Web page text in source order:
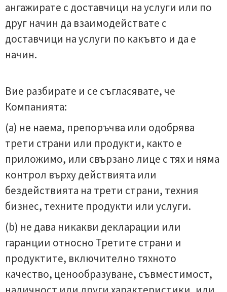
ангажирате с доставчици на услуги или по
друг начин да взаимодействате с
доставчици на услуги по какъвто и да е
начин.
Вие разбирате и се съгласявате, че
Компанията:
(a) не наема, препоръчва или одобрява
трети страни или продукти, както е
приложимо, или свързано лице с тях и няма
контрол върху действията или
бездействията на трети страни, техния
бизнес, техните продукти или услуги.
(b) не дава никакви декларации или
гаранции относно Третите страни и
продуктите, включително тяхното
качество, ценообразуване, съвместимост,